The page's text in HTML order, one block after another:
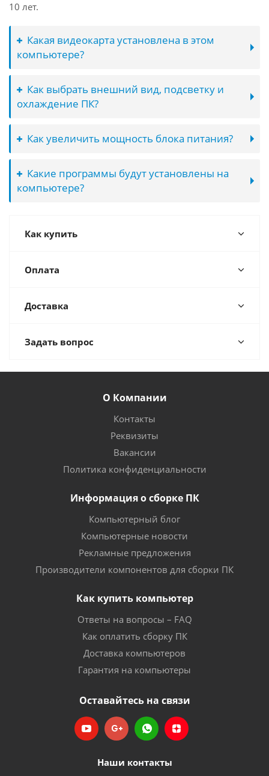
10 лет.
Какая видеокарта установлена в этом
компьютере?
Как выбрать внешний вид, подсветку и
охлаждение ПК?
Как увеличить мощность блока питания?
Какие программы будут установлены на
компьютере?
Как купить
Оплата
Доставка
Задать вопрос
О Компании
Контакты
Реквизиты
Вакансии
Политика конфиденциальности
Информация о сборке ПК
Компьютерный блог
Компьютерные новости
Рекламные предложения
Производители компонентов для сборки ПК
Как купить компьютер
Ответы на вопросы – FAQ
Как оплатить сборку ПК
Доставка компьютеров
Гарантия на компьютеры
Оставайтесь на связи
Наши контакты